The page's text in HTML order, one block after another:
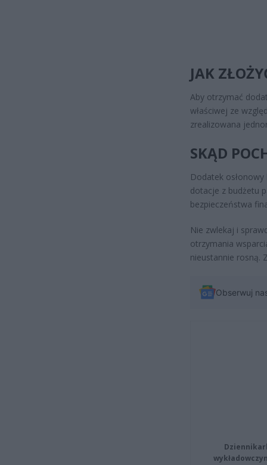
JAK
Aby otrzymać
właściwej ze
zrealizowana
SKĄD
Dodatek
dotacje z budżetu
bezpieczeństwa
Nie zwlekaj i
otrzymania
nieustannie rosną.
Obserwuj